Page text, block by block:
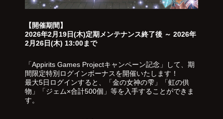
【開催期間】
2026年2月19日(木)定期メンテナンス終了後 ～ 2026年
2月26日(木) 13:00まで
「Appirits Games Projectキャンペーン記念」して、期
間限定特別ログインボーナスを開催いたします！
最大5日ログインすると、「金の女神の雫」「虹の供
物」「ジェム×合計500個」等を入手することができま
す。